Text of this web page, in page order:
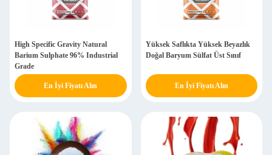
High Specific Gravity Natural
Barium Sulphate 96% Industrial
Grade
En İyi Fiyatı Alın
Yüksek Saflıkta Yüksek Beyazlık
Doğal Baryum Sülfat Üst Sınıf
En İyi Fiyatı Alın